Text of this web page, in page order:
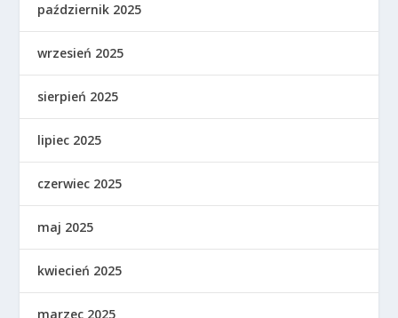
październik 2025
wrzesień 2025
sierpień 2025
lipiec 2025
czerwiec 2025
maj 2025
kwiecień 2025
marzec 2025